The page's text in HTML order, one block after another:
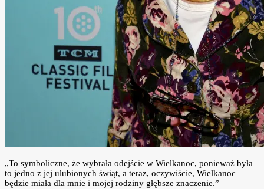
„To symboliczne, że wybrała odejście w Wielkanoc, ponieważ była
to jedno z jej ulubionych świąt, a teraz, oczywiście, Wielkanoc
będzie miała dla mnie i mojej rodziny głębsze znaczenie.”